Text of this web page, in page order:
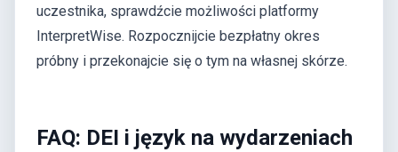
uczestnika, sprawdźcie możliwości platformy
InterpretWise. Rozpocznijcie bezpłatny okres
próbny i przekonajcie się o tym na własnej skórze.
FAQ: DEI i język na wydarzeniach